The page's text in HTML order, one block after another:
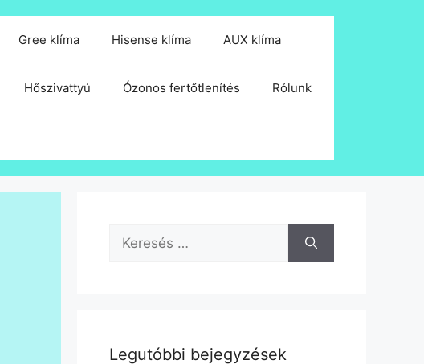
Gree klíma Hisense klíma AUX klíma
Hőszivattyú Ózonos fertőtlenítés Rólunk
Keresés:
Legutóbbi bejegyzések